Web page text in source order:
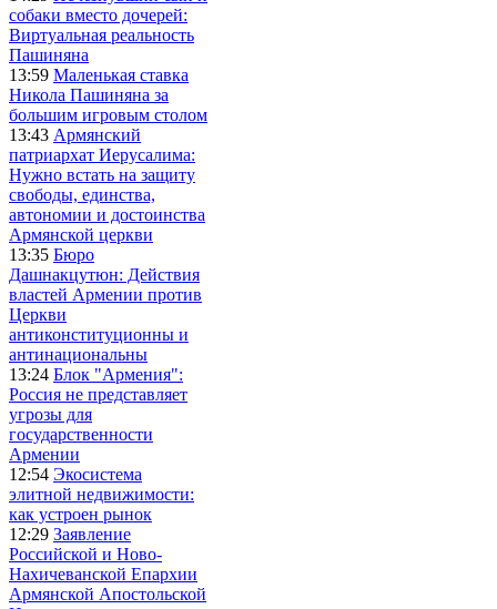
собаки вместо дочерей:
Виртуальная реальность
Пашиняна
13:59 Маленькая ставка
Никола Пашиняна за
большим игровым столом
13:43 Армянский
патриархат Иерусалима:
Нужно встать на защиту
свободы, единства,
автономии и достоинства
Армянской церкви
13:35 Бюро
Дашнакцутюн: Действия
властей Армении против
Церкви
антиконституционны и
антинациональны
13:24 Блок "Армения":
Россия не представляет
угрозы для
государственности
Армении
12:54 Экосистема
элитной недвижимости:
как устроен рынок
12:29 Заявление
Российской и Ново-
Нахичеванской Епархии
Армянской Апостольской